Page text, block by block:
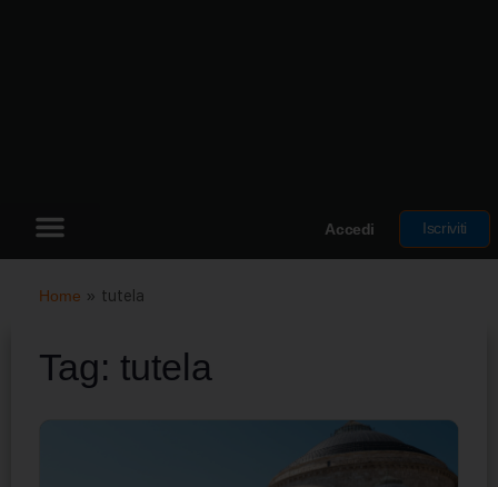
Accedi Iscriviti
Home » tutela
Tag: tutela